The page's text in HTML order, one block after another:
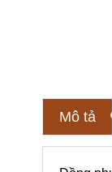
Mô tả